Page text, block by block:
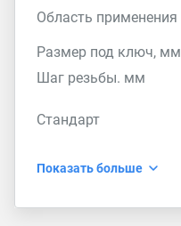
Область применения
Размер под ключ, мм
Шаг резьбы. мм
Стандарт
Показать больше